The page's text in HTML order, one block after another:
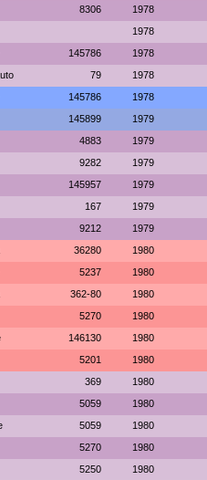
8306 1978
1978
145786 1978
79 1978
145786 1978
145899 1979
4883 1979
9282 1979
145957 1979
167 1979
9212 1979
36280 1980
5237 1980
362-80 1980
5270 1980
146130 1980
5201 1980
369 1980
5059 1980
5059 1980
5270 1980
5250 1980